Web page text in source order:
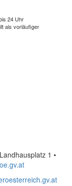
24 Uhr
als vorläufiger
1 •